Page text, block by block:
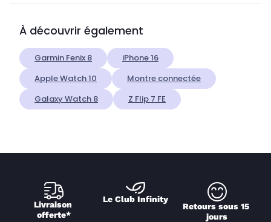
À découvrir également
Garmin Fenix 8
iPhone 16
Apple Watch 10
Montre connectée
Galaxy Watch 8
Z Flip 7 FE
Livraison
offerte*
Le Club Infinity
Retours sous 15
jours